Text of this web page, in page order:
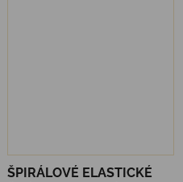
ŠPIRÁLOVÉ ELASTICKÉ